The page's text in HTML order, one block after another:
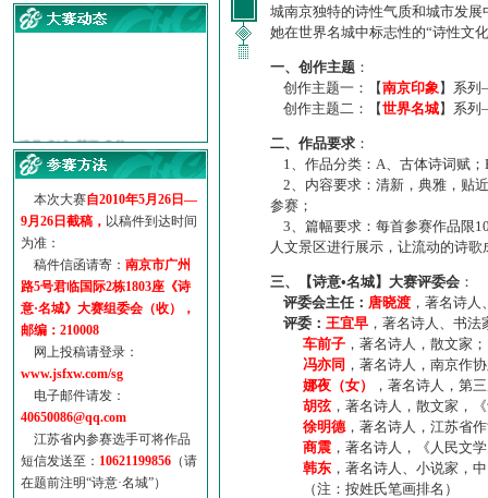
·【诗意·名城】地铁展示作...
诗意名城·地铁时间
地铁完美呈现【诗意·名城...
参赛作品多达5000多首
“诗意·名城”晒诗会
特别通知--致广大诗词爱好...
本次大赛自2010年5月26日—
9月26日截稿， 以稿件到达时间
为准：
稿件信函请寄： 南京市广州
路5号君临国际2栋1803座《诗
意·名城》大赛组委会（收），
邮编：210008
网上投稿请登录：
www.jsfxw.com/sg
电子邮件请发：
40650086@qq.com
江苏省内参赛选手可将作品
短信发送至： 10621199856 （请
在题前注明“诗意·名城”）
城南京独特的诗性气质和城市发
她在世界名城中标志性的“诗性文
一、创作主题 ：
创作主题一：【南京印象】系
创作主题二：【世界名城】系
二、作品要求 ：
1、作品分类：A、古体诗词赋；
2、内容要求：清新，典雅，贴
参赛；
3、篇幅要求：每首参赛作品限
人文景区进行展示，让流动的诗
三、【诗意•名城】大赛评委会 ：
评委会主任： 唐晓渡 ，著名诗
评委： 王宜早 ，著名诗人、书
车前子 ，著名诗人，散文家；
冯亦同 ，著名诗人，南京作
娜夜（女）
，著名诗人，第
胡弦，著名诗人，散文家，
徐明德，著名诗人，江苏省
商震 ，著名诗人，《人民文
韩东 ，著名诗人、小说家，
（注：按姓氏笔画排名）